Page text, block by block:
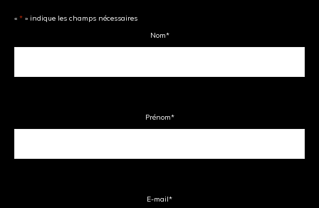
« * » indique les champs nécessaires
Nom*
Prénom*
E-mail*